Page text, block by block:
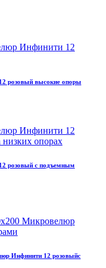
розовый высокие опоры
розовый с подъемным
Инфинити 12 розовыйс